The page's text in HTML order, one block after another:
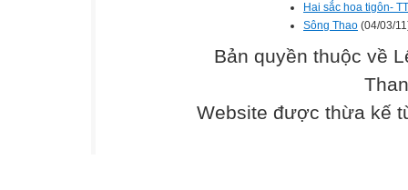
Hai sắc hoa tigôn-
Sông Thao (04/03/
Bản quyền thuộc về
Website được thừa kế